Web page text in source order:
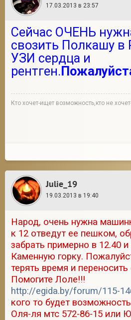
17.03.2013 в 23:57
Сейчас ОЧЕНЬ
свозить Полкашу в
УЗИ сердца и
рентген.
Кто хочет-ищет возможность,кто не
Julie_19
19.03.2013 в 19:40
Народ, очень нужна
к 12 отведут ее пешком,
забрать примерно в 12.40 и
Каменную горку.
терять время и
Помогите Лоле!!!
кого то будет
Оля-ля мтс 572-86-15 или